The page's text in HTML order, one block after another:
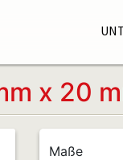
x 20
Maße